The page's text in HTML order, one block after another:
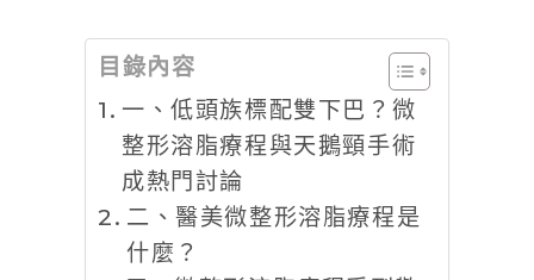
目錄內容
一、低頭族標配雙下巴？微
整形溶脂療程與天鵝頸手術
成熱門討論
二、醫美微整形溶脂療程是
什麼？